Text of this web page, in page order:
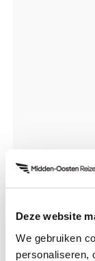
Deze website
We gebruiken
personaliseren,